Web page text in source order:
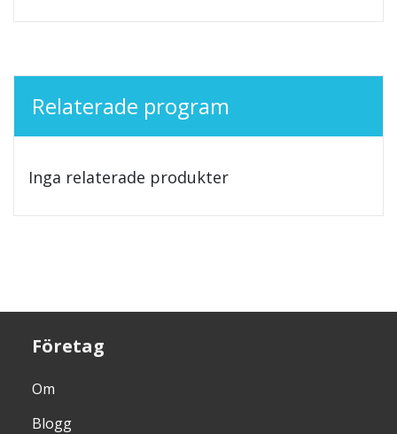
Relaterade program
Inga relaterade produkter
Företag
Om
Blogg